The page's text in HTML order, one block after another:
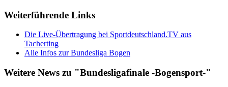
Weiterführende Links
Die Live-Übertragung bei Sportdeutschland.TV aus
Tacherting
Alle Infos zur Bundesliga Bogen
Weitere News zu "Bundesligafinale -Bogensport-"